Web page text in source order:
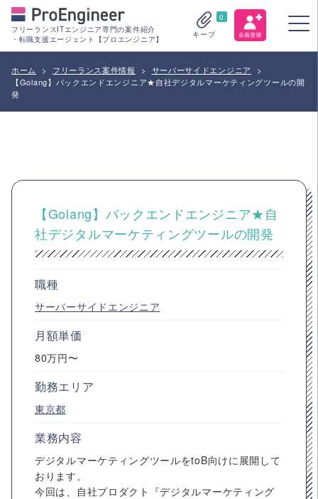
フリーランスITエンジニア専門の案件紹介
・転職支援エージェント【プロエンジニア】
0
キープ
ホーム > フリーランス案件情報 > サーバーサイドエンジニア
>
【Golang】バックエンドエンジニア★自社デジタルマーケティングツールの開
発
【Golang】バックエンドエンジニア★自
社デジタルマーケティングツールの開発
職種
サーバーサイドエンジニア
月額単価
80万円〜
勤務エリア
東京都
業務内容
デジタルマーケティングツールをtoB向けに展開して
おります。
今回は、自社プロダクト『デジタルマーケティング